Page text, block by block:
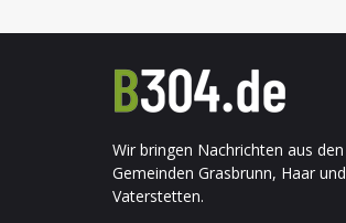
Wir bringen Nachrichten aus den
Gemeinden Grasbrunn, Haar und
Vaterstetten.